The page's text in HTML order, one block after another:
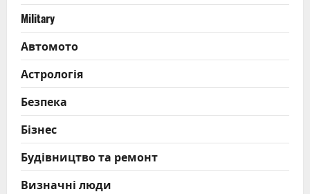
Military
Автомото
Астрологія
Безпека
Бізнес
Будівництво та ремонт
Визначні люди